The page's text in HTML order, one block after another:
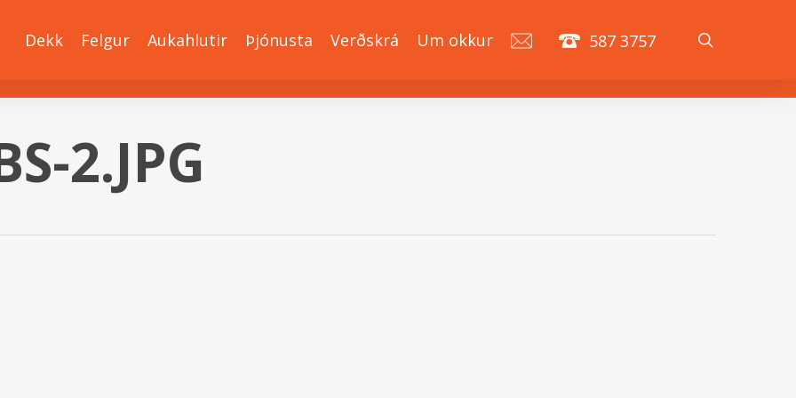
Dekk Felgur Aukahlutir Þjónusta Verðskrá Um okkur 587 3757
2.JPG